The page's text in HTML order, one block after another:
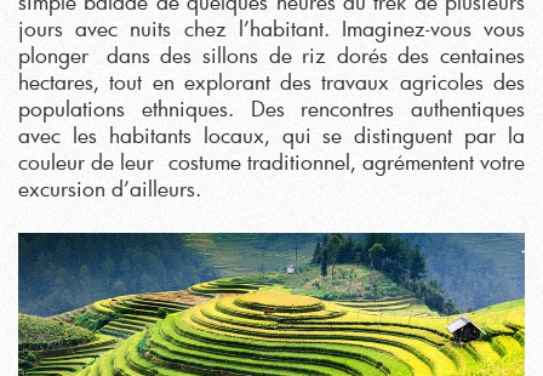
jours avec nuits chez l’habitant. Imaginez-vous vous
plonger dans des sillons de riz dorés des centaines
hectares, tout en explorant des travaux agricoles des
populations ethniques. Des rencontres authentiques
avec les habitants locaux, qui se distinguent par la
couleur de leur costume traditionnel, agrémentent votre
excursion d’ailleurs.